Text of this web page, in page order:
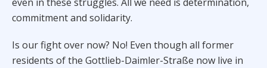
commitment and solidarity.
Is our fight over now? No! Even though all former
residents of the Gottlieb-Daimler-Straße now live in